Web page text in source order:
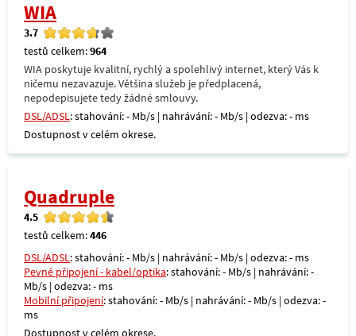
WIA
3.7
testů celkem:964
WIA poskytuje kvalitní, rychlý a spolehlivý internet, který Vás k
ničemu nezavazuje. Většina služeb je předplacená,
nepodepisujete tedy žádné smlouvy.
DSL/ADSL: stahování: - Mb/s | nahrávání: - Mb/s | odezva: - ms
Dostupnost v celém okrese.
Quadruple
4.5
testů celkem:446
DSL/ADSL: stahování: - Mb/s | nahrávání: - Mb/s | odezva: - ms
Pevné připojení - kabel/optika: stahování: - Mb/s | nahrávání: -
Mb/s | odezva: - ms
Mobilní připojení: stahování: - Mb/s | nahrávání: - Mb/s | odezva: -
ms
Dostupnost v celém okrese.